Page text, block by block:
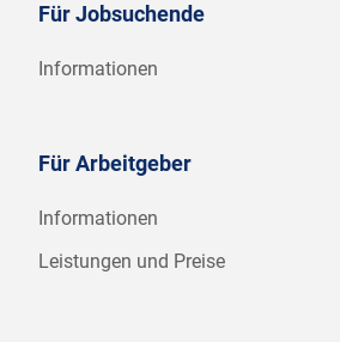
Für Jobsuchende
Informationen
Für Arbeitgeber
Informationen
Leistungen und Preise